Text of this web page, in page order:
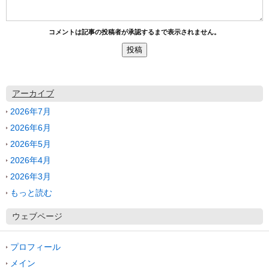
コメントは記事の投稿者が承認するまで表示されません。
アーカイブ
2026年7月
2026年6月
2026年5月
2026年4月
2026年3月
もっと読む
ウェブページ
プロフィール
メイン